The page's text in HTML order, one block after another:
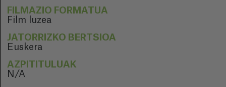
FILMAZIO FORMATUA
Film luzea
JATORRIZKO BERTSIOA
Euskera
AZPITITULUAK
N/A